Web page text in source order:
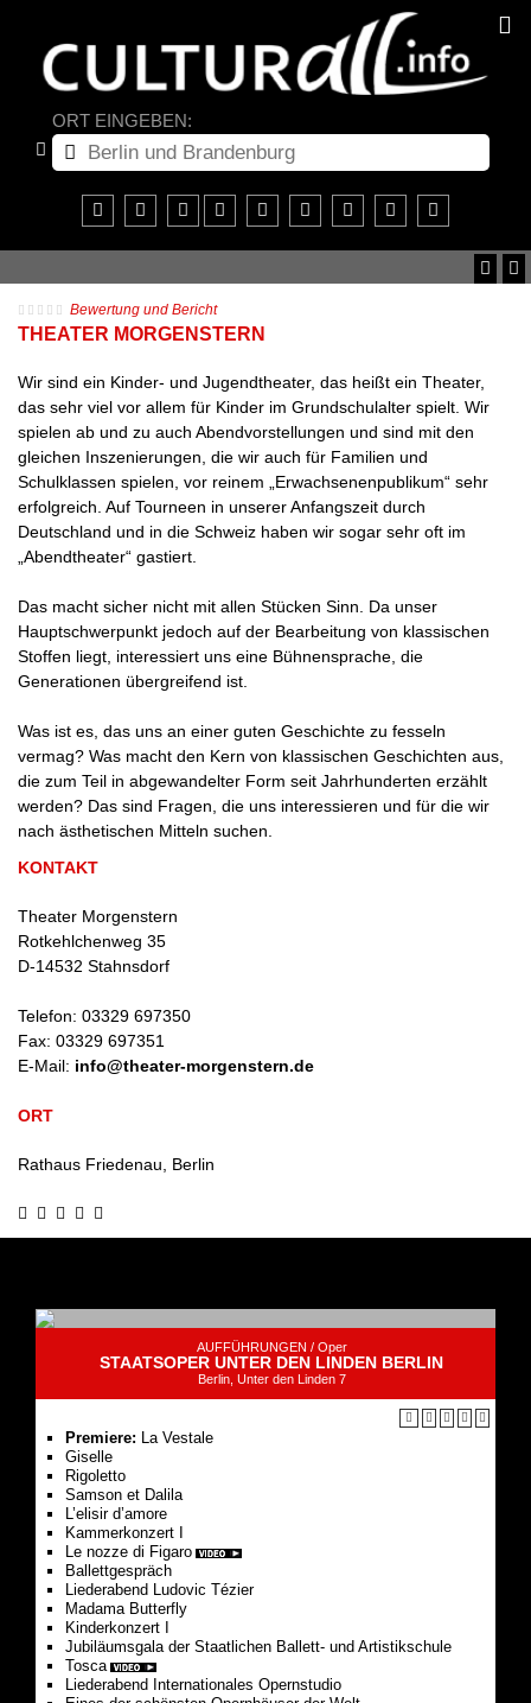
ORT EINGEBEN:
Bewertung und Bericht
THEATER MORGENSTERN
Wir sind ein Kinder- und Jugendtheater, das heißt ein Theater,
das sehr viel vor allem für Kinder im Grundschulalter spielt. Wir
spielen ab und zu auch Abendvorstellungen und sind mit den
gleichen Inszenierungen, die wir auch für Familien und
Schulklassen spielen, vor reinem „Erwachsenenpublikum“ sehr
erfolgreich. Auf Tourneen in unserer Anfangszeit durch
Deutschland und in die Schweiz haben wir sogar sehr oft im
„Abendtheater“ gastiert.
Das macht sicher nicht mit allen Stücken Sinn. Da unser
Hauptschwerpunkt jedoch auf der Bearbeitung von klassischen
Stoffen liegt, interessiert uns eine Bühnensprache, die
Generationen übergreifend ist.
Was ist es, das uns an einer guten Geschichte zu fesseln
vermag? Was macht den Kern von klassischen Geschichten aus,
die zum Teil in abgewandelter Form seit Jahrhunderten erzählt
werden? Das sind Fragen, die uns interessieren und für die wir
nach ästhetischen Mitteln suchen.
KONTAKT
Theater Morgenstern
Rotkehlchenweg 35
D-14532 Stahnsdorf
Telefon: 03329 697350
Fax: 03329 697351
E-Mail: info@theater-morgenstern.de
ORT
Rathaus Friedenau, Berlin
AUFFÜHRUNGEN / Oper
STAATSOPER UNTER DEN LINDEN BERLIN
Berlin, Unter den Linden 7
Premiere: La Vestale
Giselle
Rigoletto
Samson et Dalila
L’elisir d’amore
Kam­mer­kon­zert I
Le nozze di Figaro
Ballettgespräch
Liederabend Ludovic Tézier
Madama Butterfly
Kinderkonzert I
Jubiläumsgala der Staatlichen Ballett- und Artistikschule
Tosca
Liederabend Internationales Opernstudio